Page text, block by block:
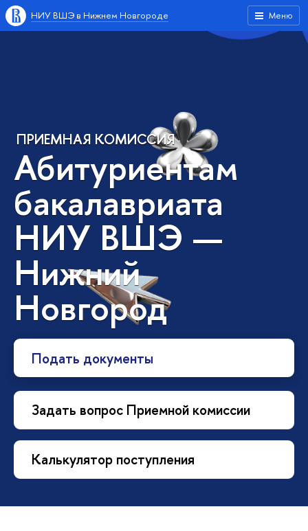
Меню
НИУ ВШЭ в Нижнем Новгороде
ПРИЕМНАЯ КОМИССИЯ
Абитуриентам
бакалавриата
НИУ ВШЭ —
Нижний
Новгород
Подать документы
Задать вопрос Приемной комиссии
Калькулятор поступления